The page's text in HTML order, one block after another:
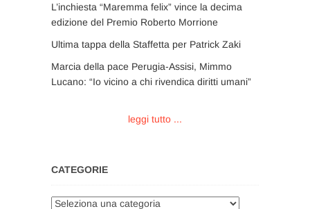
L’inchiesta “Maremma felix” vince la decima
edizione del Premio Roberto Morrione
Ultima tappa della Staffetta per Patrick Zaki
Marcia della pace Perugia-Assisi, Mimmo
Lucano: “Io vicino a chi rivendica diritti umani”
leggi tutto ...
CATEGORIE
Categorie